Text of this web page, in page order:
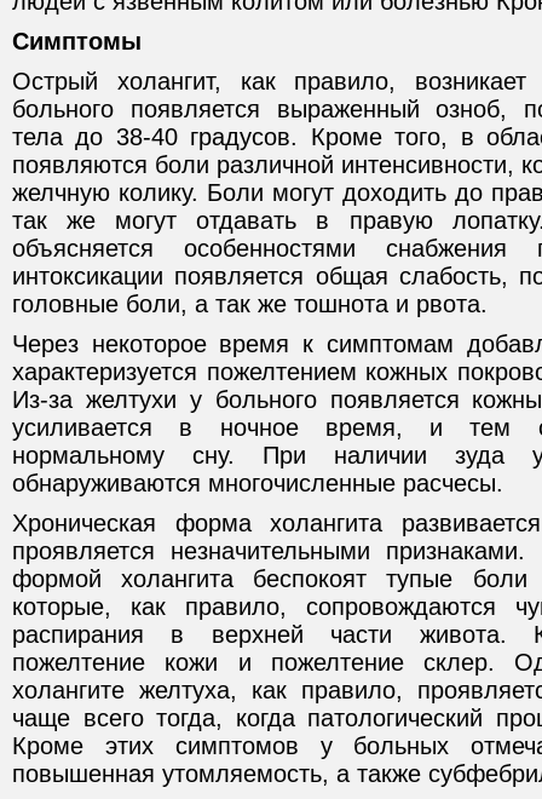
Симптомы
Острый холангит, как правило,
больного появляется выраженный озноб,
тела до 38-40 градусов. Кроме того, в
появляются боли различной интенсивности,
желчную колику. Боли могут доходить до
так же могут отдавать в правую
объясняется особенностями
интоксикации появляется общая слабость,
головные боли, а так же тошнота и рвота.
Через некоторое время к симптомам
характеризуется пожелтением кожных
Из-за желтухи у больного появляется
усиливается в ночное время, и тем
нормальному сну. При наличии зуда
обнаруживаются многочисленные расчесы.
Хроническая форма холангита
проявляется незначительными
формой холангита беспокоят тупые
которые, как правило, сопровождаются
распирания в верхней части живота.
пожелтение кожи и пожелтение склер.
холангите желтуха, как правило,
чаще всего тогда, когда патологический
Кроме этих симптомов у больных
повышенная утомляемость, а также